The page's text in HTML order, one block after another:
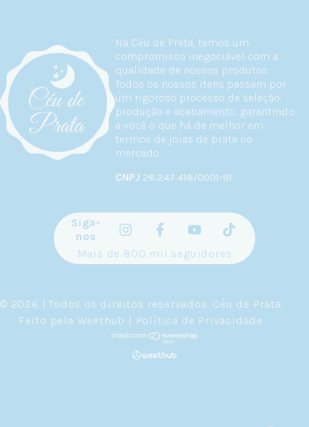
Na Céu de Prata, temos um
compromisso inegociável com a
qualidade de nossos produtos.
Todos os nossos itens passam por
um rigoroso processo de seleção,
produção e acabamento, garantindo
a você o que há de melhor em
termos de joias de prata no
mercado.
CNPJ 26.247.418/0001-91
Siga-
nos
Mais de 800 mil seguidores
© 2026 | Todos os direitos reservados. Céu de Prata
Feito pela Weethub | Política de Privacidade